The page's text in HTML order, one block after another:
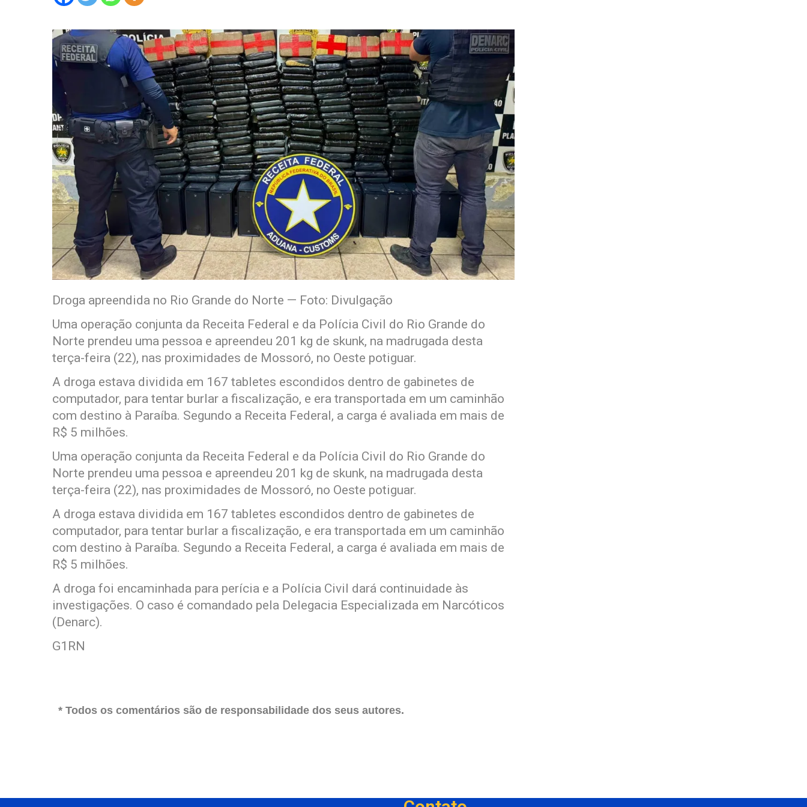
Droga apreendida no Rio Grande do Norte — Foto: Divulgação
Uma operação conjunta da Receita Federal e da Polícia Civil do Rio Grande do
Norte prendeu uma pessoa e apreendeu 201 kg de skunk, na madrugada desta
terça-feira (22), nas proximidades de Mossoró, no Oeste potiguar.
A droga estava dividida em 167 tabletes escondidos dentro de gabinetes de
computador, para tentar burlar a fiscalização, e era transportada em um caminhão
com destino à Paraíba. Segundo a Receita Federal, a carga é avaliada em mais de
R$ 5 milhões.
Uma operação conjunta da Receita Federal e da Polícia Civil do Rio Grande do
Norte prendeu uma pessoa e apreendeu 201 kg de skunk, na madrugada desta
terça-feira (22), nas proximidades de Mossoró, no Oeste potiguar.
A droga estava dividida em 167 tabletes escondidos dentro de gabinetes de
computador, para tentar burlar a fiscalização, e era transportada em um caminhão
com destino à Paraíba. Segundo a Receita Federal, a carga é avaliada em mais de
R$ 5 milhões.
A droga foi encaminhada para perícia e a Polícia Civil dará continuidade às
investigações. O caso é comandado pela Delegacia Especializada em Narcóticos
(Denarc).
G1RN
* Todos os comentários são de responsabilidade dos seus autores.